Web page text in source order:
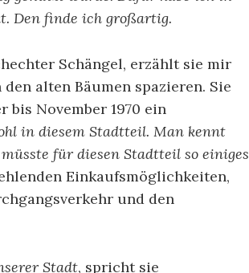
Den finde ich großartig.
Schängel, erzählt sie mir
alten Bäumen spazieren. Sie
bis November 1970 ein
in diesem Stadtteil. Man kennt
für diesen Stadtteil so einiges
Einkaufsmöglichkeiten,
und den
Stadt, spricht sie